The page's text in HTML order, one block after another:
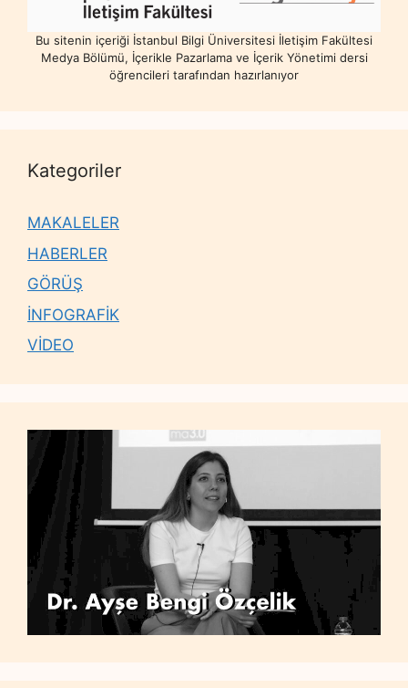
Bu sitenin içeriği İstanbul Bilgi Üniversitesi İletişim Fakültesi
Medya Bölümü, İçerikle Pazarlama ve İçerik Yönetimi dersi
öğrencileri tarafından hazırlanıyor
Kategoriler
MAKALELER
HABERLER
GÖRÜŞ
İNFOGRAFİK
VİDEO